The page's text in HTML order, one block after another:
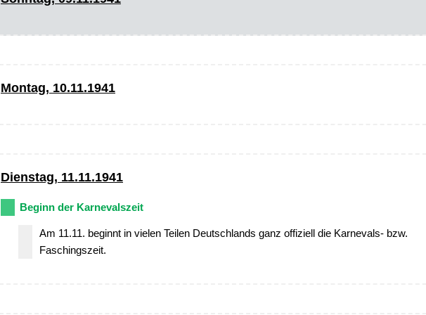
Montag, 10.11.1941
Dienstag, 11.11.1941
Beginn der Karnevalszeit
Am 11.11. beginnt in vielen Teilen Deutschlands ganz offiziell die Karnevals- bzw.
Faschingszeit.